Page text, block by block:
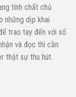
tính chất chủ
những dịp khai
trao tay đến với số
và đọc thì cần
thật sự thu hút.